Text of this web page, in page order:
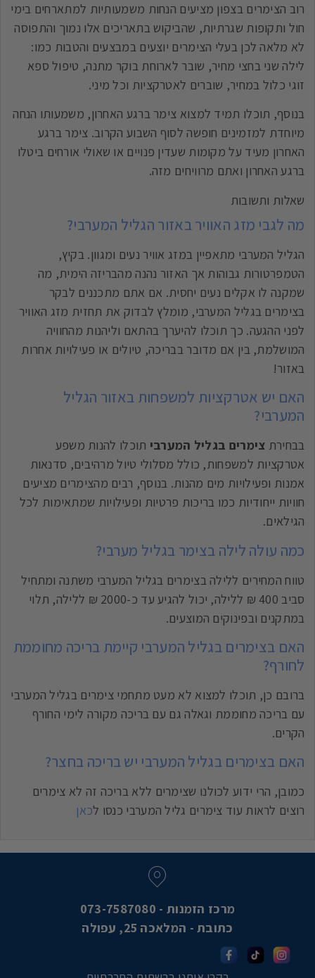
רוב הצימרים בצפון מציעים הנחות משמעותיות למתארחים בימי
חול ותקופות שגרתיות, שהביקוש בתאריכים אלו נמוך והתפוסה
לא מלאה לכן בעלי הצימרים יוצעים במבצעים והטבות כמו:
לילה שני בחצי מחיר, שובר לארוחת בוקר מתנה, טיפול ספא
זוגי כלול במחיר, שוברים לאטרקציות וכל מיני.
בנוסף, תוכלו תמיד למצוא צימר ברגע האחרון, משמעותו הנחה
מיוחדת למזמינים חופשה לסוף השבוע הקרוב. צימר ברגע
האחרון מעיד על מקומות שעדין פנויים או שאולי אורחים ביטלו
ברגע האחרון ואתם מרוויחים מזה.
שאלות ותשובות
מה לגבי מזג האוויר באזור הגליל המערבי?
הגליל המערבי מתאפיין במזג אוויר נעים ומגוון. בקיץ,
הטמפרטורות גבוהות אך האזור נהנה מהבריזה הימית, מה
שמקנה לו אקלים נעים יחסית. אם אתם מתכננים לבקר
בצימרים בגליל המערבי, מומלץ לבדוק את תחזית מזג האוויר
לפני ההגעה. כך תוכלו להיערך בהתאם וליהנות מהחוויה
המושלמת, בין אם מדובר בבריכה, טיולים או פעילויות אחרות
באזור!
האם יש אטרקציות למשפחות באזור הגליל
המערבי?
בבחירת צימרים בגליל המערבי תוכלו להנות משפע
אטרקציות למשפחות, כולל מסלולי טיול מרהיבים, סדנאות
אמנות ופעילויות מים מהנות. בנוסף, רבים מהצימרים מציעים
חוויות ייחודיות כמו בריכות פרטיות ופעילויות שמתאימות לכל
הגילאים.
כמה עולה לילה בצימר בגליל מערבי?
טווח המחירים ללילה בצימרים בגליל המערבי משתנה ומתחיל
סביב 400 ₪ ללילה, יכול להגיע עד כ-2000 ₪ ללילה, תלוי
במתקנים ובפינוקים המוצעים.
האם בצימרים בגליל המערבי קיימת בריכה מחוממת
לחורף?
ברובם כן, תוכלו למצוא לא מעט מתחמי צימרים בגליל המערבי
עם בריכה מחוממת וגאלה גם עם בריכה מקורה לימי החורף
הקרים.
האם בצימרים בגליל המערבי יש בריכה בחצר?
כמובן, הרי ידוע לכולנו שצימרים ללא בריכה זה לא צימרים
רוצים לראות עוד צימרים גליל המערבי כנסו לכאן
מרכז הזמנות - 073-7587080
כתובת - המלאכה 25, עפולה